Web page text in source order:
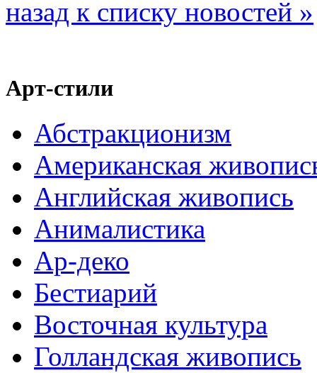
назад к списку новостей »
Арт-стили
Абстракционизм
Американская
Английская живопись
Анималистика
Ар-деко
Бестиарий
Восточная культура
Голландская живопись